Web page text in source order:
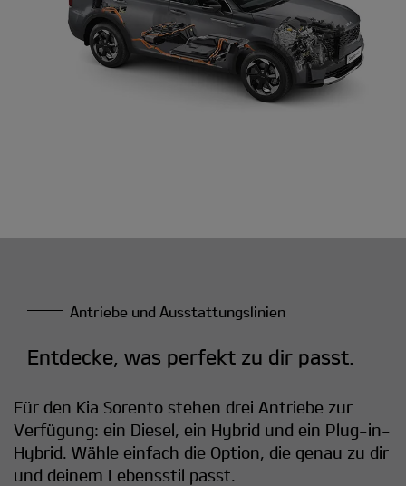
Antriebe und Ausstattungslinien
Entdecke, was perfekt zu dir passt.
Für den Kia Sorento stehen drei Antriebe zur
Verfügung: ein Diesel, ein Hybrid und ein Plug-in-
Hybrid. Wähle einfach die Option, die genau zu dir
und deinem Lebensstil passt.